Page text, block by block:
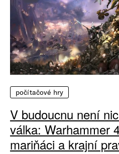
počítačové hry
V budoucnu není
válka: Warhammer
mariňáci a krajní